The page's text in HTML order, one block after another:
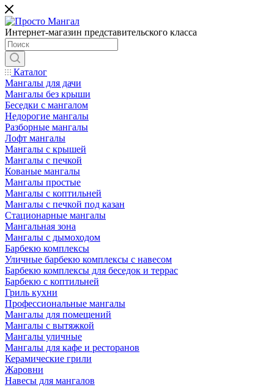
Интернет-магазин представительского класса
Каталог
Мангалы для дачи
Мангалы без крыши
Беседки с мангалом
Недорогие мангалы
Разборные мангалы
Лофт мангалы
Мангалы с крышей
Мангалы с печкой
Кованые мангалы
Мангалы простые
Мангалы с коптильней
Мангалы с печкой под казан
Стационарные мангалы
Мангальная зона
Мангалы с дымоходом
Барбекю комплексы
Уличные барбекю комплексы с навесом
Барбекю комплексы для беседок и террас
Барбекю с коптильней
Гриль кухни
Профессиональные мангалы
Мангалы для помещений
Мангалы с вытяжкой
Мангалы уличные
Мангалы для кафе и ресторанов
Керамические грили
Жаровни
Навесы для мангалов